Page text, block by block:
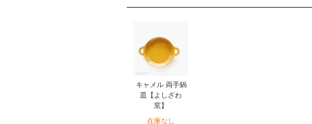
キャメル 両手鍋
皿【よしざわ
窯】
在庫なし